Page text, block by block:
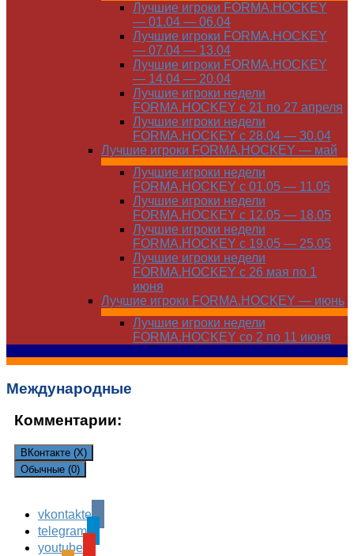
Лучшие игроки FORMA.HOCKEY
— 01.04 — 06.04
Лучшие игроки FORMA.HOCKEY
— 07.04 — 13.04
Лучшие игроки FORMA.HOCKEY
— 14.04 — 20.04
Лучшие игроки недели
FORMA.HOCKEY с 21 по 27 апреля
Лучшие игроки недели
FORMA.HOCKEY с 28.04 — 30.04
Лучшие игроки FORMA.HOCKEY — май
Лучшие игроки недели
FORMA.HOCKEY с 01.05 — 11.05
Лучшие игроки недели
FORMA.HOCKEY с 12.05 — 18.05
Лучшие игроки недели
FORMA.HOCKEY с 19.05 — 25.05
Лучшие игроки недели
FORMA.HOCKEY с 26 мая по 1
июня
Лучшие игроки FORMA.HOCKEY — июнь
Лучшие игроки недели
FORMA.HOCKEY со 2 по 11 июня
Международные
Комментарии:
ВКонтакте (X)
Обычные (0)
Comments are closed.
vkontakte
telegram
youtube